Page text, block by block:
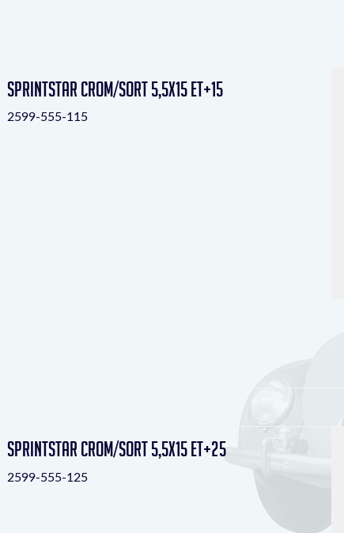
Sprintstar crom/sort 5,5x15 ET+15
2599-555-115
Sprintstar crom/sort 5,5x15 ET+25
2599-555-125